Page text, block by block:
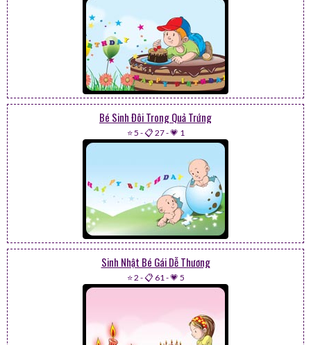
Bé Sinh Đôi Trong Quả Trứng
⭐ 5 -📋 27-💗 1
Sinh Nhật Bé Gái Dễ Thương
⭐ 2 -📋 61-💗 5